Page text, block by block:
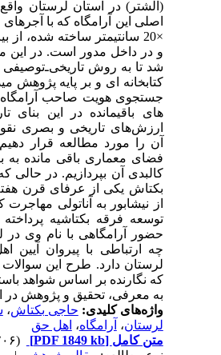
(الشتر) در استان لرستان
×20 سانتی­متر ساخته شده،
و در داخل مدور است. در این
شد تا به روش تاریخی‌ـ‌توصیفی با
کتابخانه ­ای و بر پایه پژوهش
های باقی‏مانده در این بنای
ارزش‌های تاریخی و بصری
آن را مورد مطالعه قرار ­دهیم
فضای معماری باقی مانده به
کالبدی آن بپردازیم. در حالی
بکتاش یکی از عرفای قرن
از نیشابور به آناتولی مهاجرت
توسعه فرقه بکتاشیه
حضور آرامگاهی با نام وی در
چه ارتباطی با پیروان آیین
لرستان دارد. طرح این
که نگارنده بر اساس شواهد
به معرفی، تحقیق و پژوهش در
واژه‌های کلیدی:حاجی بکتاش،
لرستان،آرامگاه،اهل حق
متن کامل[PDF 1849 kb]